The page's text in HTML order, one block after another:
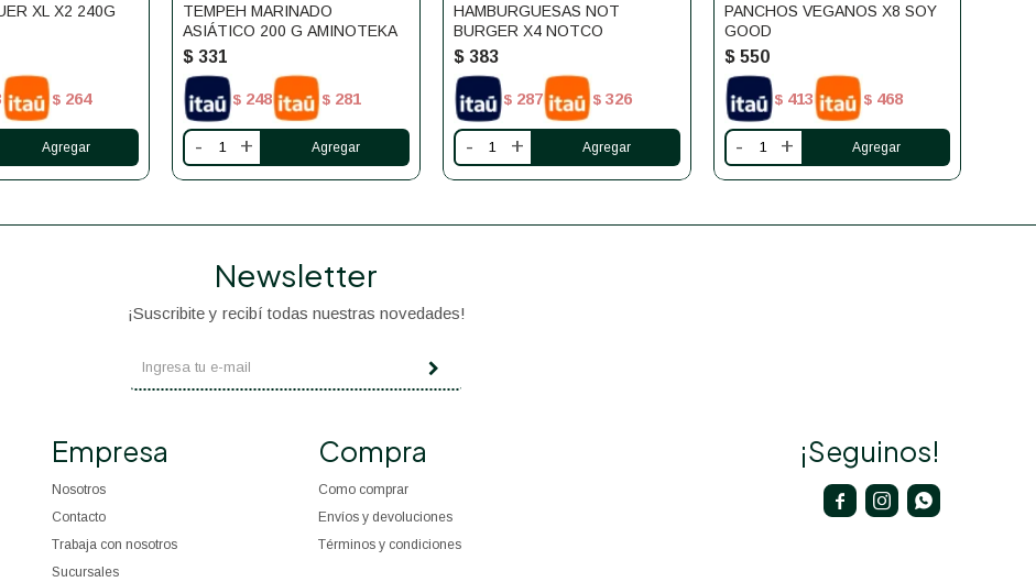
XL X2 240G
$ 264
TEMPEH MARINADO
ASIÁTICO 200 G AMINOTEKA
$ 331
$ 248 $ 281
- +
HAMBURGUESAS NOT
BURGER X4 NOTCO
$ 383
$ 287 $ 326
- +
PANCHOS VEGANOS X8 SOY
GOOD
$ 550
$ 413 $ 468
- +
Empresa
Nosotros
Contacto
Trabaja con nosotros
Sucursales
Compra
Como comprar
Envíos y devoluciones
Términos y condiciones
Newsletter
¡Suscribite y recibí todas nuestras novedades!
¡Seguinos!
  